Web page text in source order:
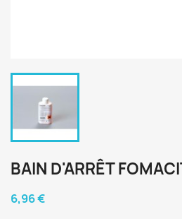
BAIN D'ARRÊT
6,96 €